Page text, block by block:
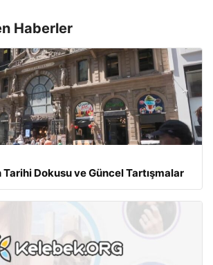
Haberler
Tarihi Dokusu ve Güncel Tartışmalar